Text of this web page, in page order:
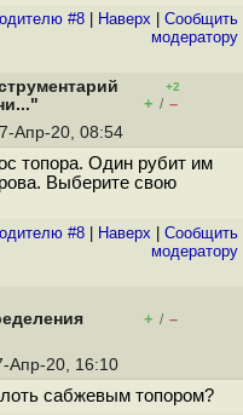
#8 Наверх
Cообщить
модератору
+2
+ / –
Апр-20, 08:54
топора. Один рубит им
Выберите свою
#8 Наверх
Cообщить
модератору
+ / –
Апр-20, 16:10
сабжевым топором?